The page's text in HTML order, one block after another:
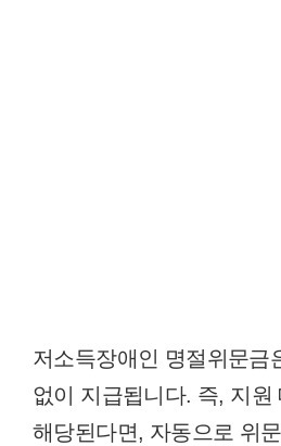
저소득장애인 명절위문금
없이 지급됩니다. 즉, 지원
해당된다면, 자동으로 위